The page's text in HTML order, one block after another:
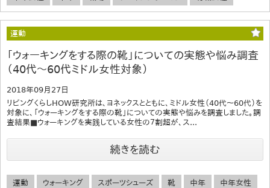
運動
「ウォーキングをする際の靴」についての実態や悩み調査
（40代～60代ミドル女性対象）
2018年09月27日
リビングくらしHOW研究所は､ヨネックスとともに、ミドル女性（40代～60代）を
対象に、「ウォーキングをする際の靴」についての実態や悩みを調査しました。調
査結果■ウォーキングを実践している女性の７割超が、ス...
続きを読む
運動 ウォーキング スポーツシューズ 靴 中年 中年女性